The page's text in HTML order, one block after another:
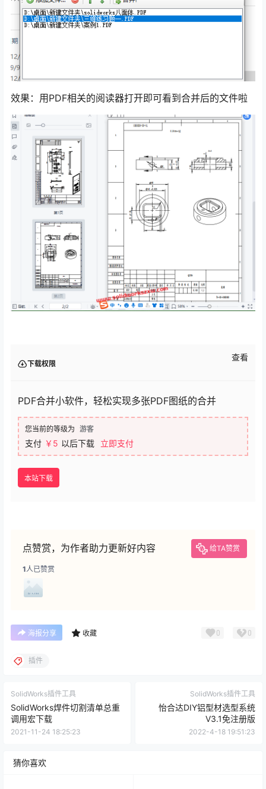
效果：用PDF相关的阅读器打开即可看到合并后的文件啦
下载权限
查看
PDF合并小软件，轻松实现多张PDF图纸的合并
您当前的等级为 游客
支付 ￥5 以后下载 立即支付
本站下载
点赞赏，为作者助力更新好内容 给TA赞赏
1人已赞赏
海报分享 收藏 0 0
插件
SolidWorks插件工具
SolidWorks焊件切割清单总重
调用宏下载
2021-11-24 18:25:23
SolidWorks插件工具
怡合达DIY铝型材选型系统
V3.1免注册版
2022-4-18 19:51:23
猜你喜欢